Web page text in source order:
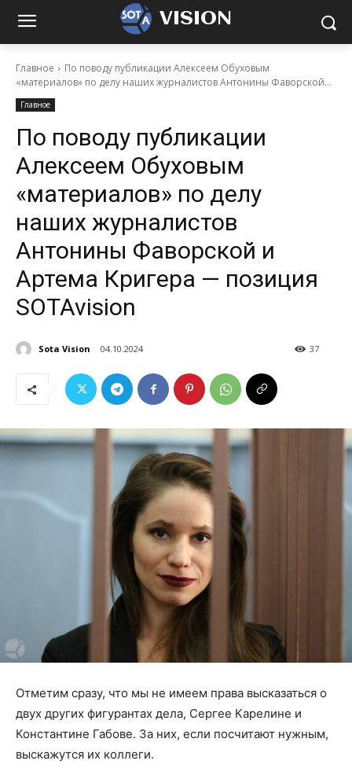
VISION
Главное
По поводу публикации Алексеем Обуховым
«материалов» по делу наших журналистов Антонины Фаворской...
Главное
По поводу публикации
Алексеем Обуховым
«материалов» по делу
наших журналистов
Антонины Фаворской и
Артема Кригера — позиция
SOTAvision
Sota Vision 04.10.2024 37
Отметим сразу, что мы не имеем права высказаться о
двух других фигурантах дела, Сергее Карелине и
Константине Габове. За них, если посчитают нужным,
выскажутся их коллеги.